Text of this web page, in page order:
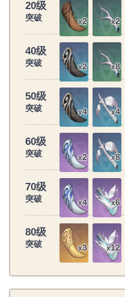
20级
突破 x2 x2
40级
突破 x2 x8
50级
突破 x4 x4
60级
突破 x2 x8
70级
突破 x4 x6
80级
突破 x3 x12